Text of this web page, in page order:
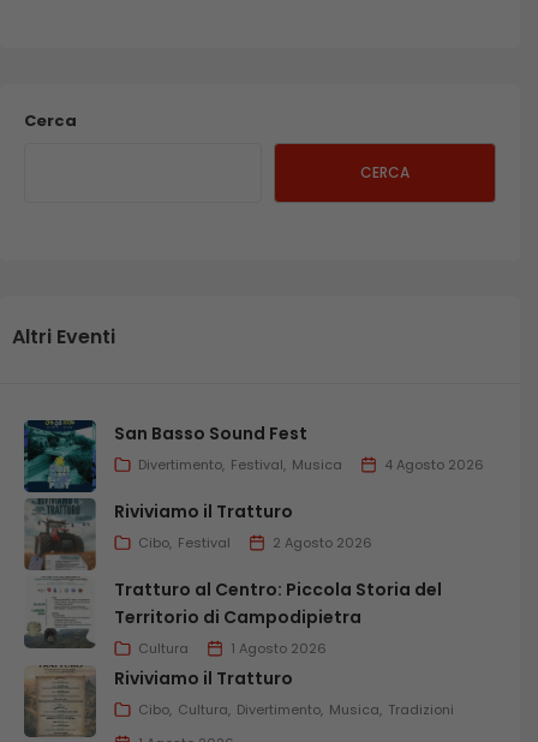
Cerca
CERCA
Altri Eventi
San Basso Sound Fest
Divertimento Festival Musica 4 Agosto 2026
Riviviamo il Tratturo
Cibo Festival 2 Agosto 2026
Tratturo al Centro: Piccola Storia del
Territorio di Campodipietra
Cultura 1 Agosto 2026
Riviviamo il Tratturo
Cibo Cultura Divertimento Musica Tradizioni